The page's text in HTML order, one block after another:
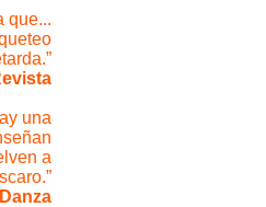
que...
una
a